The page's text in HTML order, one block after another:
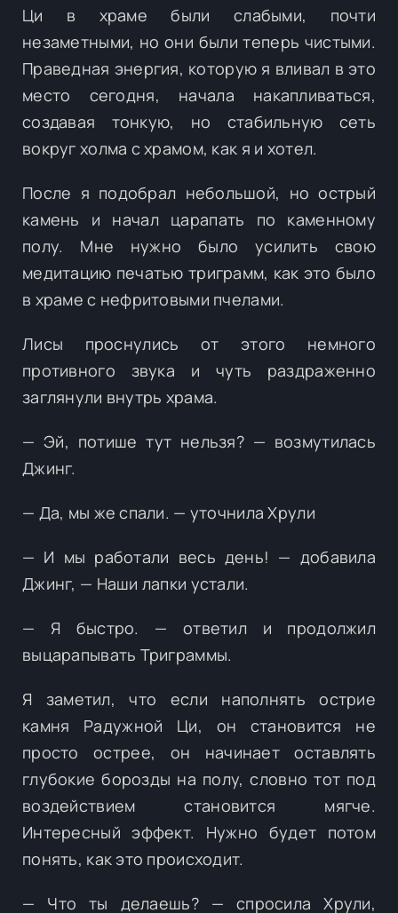
Ци в храме были слабыми, почти
незаметными, но они были теперь чистыми.
Праведная энергия, которую я вливал в это
место сегодня, начала накапливаться,
создавая тонкую, но стабильную сеть
вокруг холма с храмом, как я и хотел.
После я подобрал небольшой, но острый
камень и начал царапать по каменному
полу. Мне нужно было усилить свою
медитацию печатью триграмм, как это было
в храме с нефритовыми пчелами.
Лисы проснулись от этого немного
противного звука и чуть раздраженно
заглянули внутрь храма.
— Эй, потише тут нельзя? — возмутилась
Джинг.
— Да, мы же спали. — уточнила Хрули
— И мы работали весь день! — добавила
Джинг, — Наши лапки устали.
— Я быстро. — ответил и продолжил
выцарапывать Триграммы.
Я заметил, что если наполнять острие
камня Радужной Ци, он становится не
просто острее, он начинает оставлять
глубокие борозды на полу, словно тот под
воздействием становится мягче.
Интересный эффект. Нужно будет потом
понять, как это происходит.
— Что ты делаешь? — спросила Хрули,